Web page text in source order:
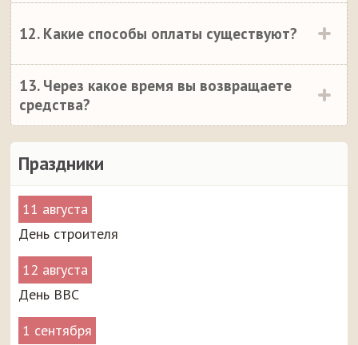
Праздники
11 августа
День строителя
12 августа
День ВВС
1 сентября
12. Какие способы оплаты существуют?
13. Через какое время вы возвращаете
средства?